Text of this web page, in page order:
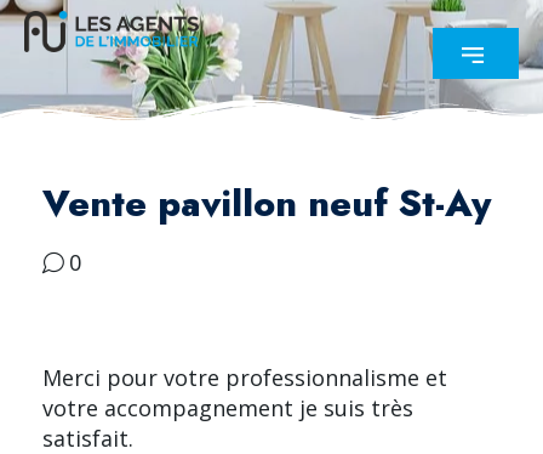
Vente pavillon neuf St-Ay
0
Merci pour votre professionnalisme et
votre accompagnement je suis très
satisfait.